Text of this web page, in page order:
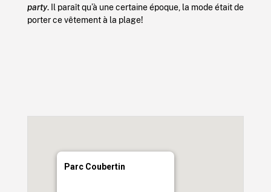
party. Il paraît qu’à une certaine époque, la mode était de
porter ce vêtement à la plage!
Parc Coubertin